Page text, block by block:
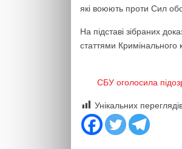
які воюють проти Сил
На підставі зібраних
статтями Кримінального
СБУ оголосила
Унікальних